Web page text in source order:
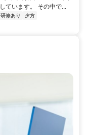
ています。 その中で...
研修あり
夕方